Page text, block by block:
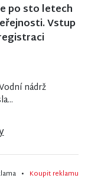
po sto letech
Vstup
nádrž
• Koupit reklamu